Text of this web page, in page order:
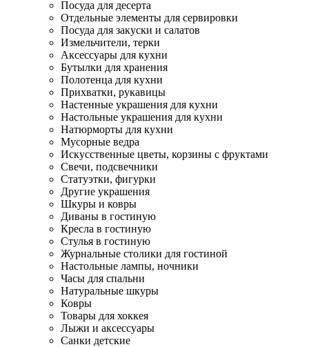
Посуда для десерта
Отдельные элементы для сервировки
Посуда для закуски и салатов
Измельчители, терки
Аксессуары для кухни
Бутылки для хранения
Полотенца для кухни
Прихватки, рукавицы
Настенные украшения для кухни
Настольные украшения для кухни
Натюрморты для кухни
Мусорные ведра
Искусственные цветы, корзины с фруктами
Свечи, подсвечники
Статуэтки, фигурки
Другие украшения
Шкуры и ковры
Диваны в гостиную
Кресла в гостиную
Стулья в гостиную
Журнальные столики для гостиной
Настольные лампы, ночники
Часы для спальни
Натуральные шкуры
Ковры
Товары для хоккея
Лыжи и аксессуары
Санки детские